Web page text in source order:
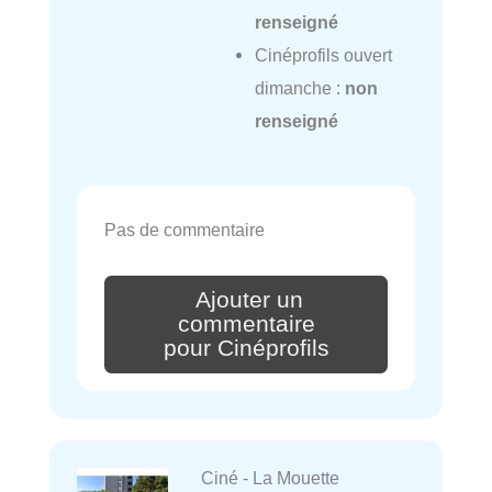
renseigné
Cinéprofils ouvert
dimanche : non
renseigné
Pas de commentaire
Ajouter un
commentaire
pour Cinéprofils
Ciné - La Mouette